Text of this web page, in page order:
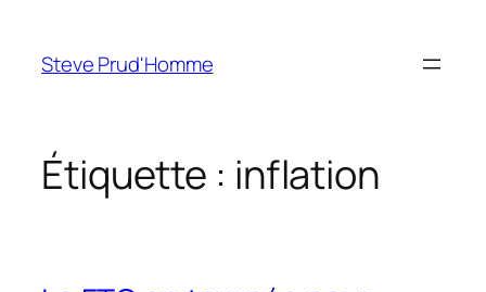
contenu
Steve Prud'Homme
Étiquette : inflation